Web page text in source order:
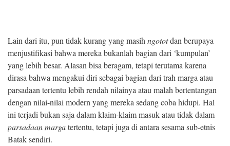
Lain dari itu, pun tidak kurang yang masih ngototdan berupaya
menjustifikasi bahwa mereka bukanlah bagian dari ‘kumpulan’
yang lebih besar. Alasan bisa beragam, tetapi terutama karena
dirasa bahwa mengakui diri sebagai bagian dari trah marga atau
parsadaan tertentu lebih rendah nilainya atau malah bertentangan
dengan nilai-nilai modern yang mereka sedang coba hidupi. Hal
ini terjadi bukan saja dalam klaim-klaim masuk atau tidak dalam
parsadaan margatertentu, tetapi juga di antara sesama sub-etnis
Batak sendiri.